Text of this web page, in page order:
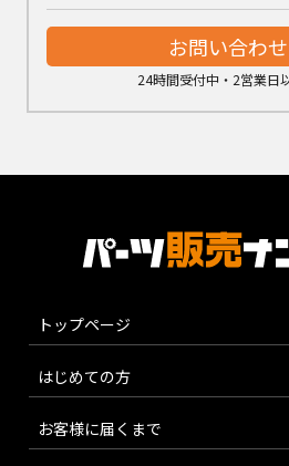
お問い合わ
24時間受付中・2営業日
トップページ
はじめての方
お客様に届くまで